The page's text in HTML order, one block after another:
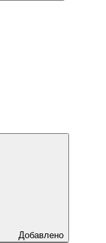
Добавлено